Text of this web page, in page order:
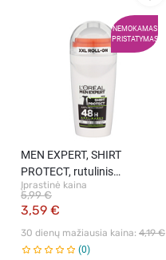
NEMOKAMAS
PRISTATYMAS
MEN EXPERT, SHIRT
PROTECT, rutulinis
dezodorantas, 50 ml
Įprastinė kaina
3,59 €
5,99 €
30 dienų mažiausia kaina: 4,19 €
0